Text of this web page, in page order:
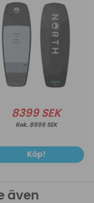
8399 SEK
8999 SEK
Köp!
även